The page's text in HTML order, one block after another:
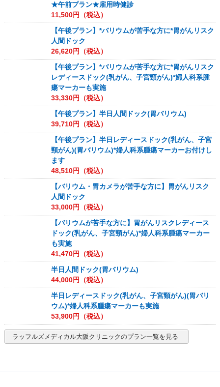
★午前プラン★雇用時健診
11,500円（税込）
【午後プラン】*バリウムが苦手な方に*胃がんリスク
人間ドック
26,620円（税込）
【午後プラン】*バリウムが苦手な方に*胃がんリスク
レディースドック(乳がん、子宮頸がん)*婦人科系腫
瘍マーカーも実施
33,330円（税込）
【午後プラン】半日人間ドック(胃バリウム)
39,710円（税込）
【午後プラン】半日レディースドック(乳がん、子宮
頸がん)(胃バリウム)*婦人科系腫瘍マーカーお付けし
ます
48,510円（税込）
【バリウム・胃カメラが苦手な方に】胃がんリスク
人間ドック
33,000円（税込）
【バリウムが苦手な方に】胃がんリスクレディース
ドック(乳がん、子宮頸がん)*婦人科系腫瘍マーカー
も実施
41,470円（税込）
半日人間ドック(胃バリウム)
44,000円（税込）
半日レディースドック(乳がん、子宮頸がん)(胃バリ
ウム)*婦人科系腫瘍マーカーも実施
53,900円（税込）
ラッフルズメディカル大阪クリニックのプラン一覧を見る